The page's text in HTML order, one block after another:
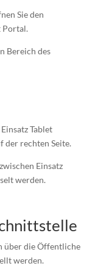
Sie den
Portal.
Bereich des
Tablet
der rechten Seite.
Einsatz
werden.
über die Öffentliche
werden.